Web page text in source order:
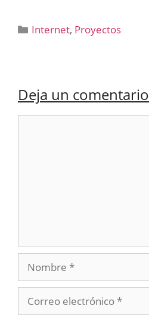
Categorías
Internet, Proyectos
Deja un comentario
Nombre
electrónico